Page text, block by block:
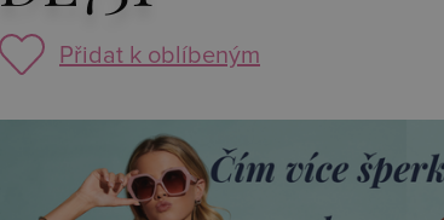
Přidat k oblíbeným